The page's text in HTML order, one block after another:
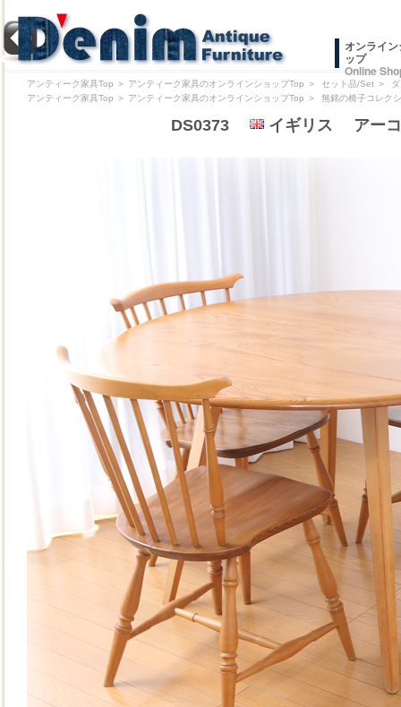
オンライ
ップ
Online
アンティーク家具Top ＞ アンティーク家具のオンラインショップTop ＞ セット品/Set ＞
アンティーク家具Top ＞ アンティーク家具のオンラインショップTop ＞ 無銘の椅子コレク
DS0373 イギリス アーコ